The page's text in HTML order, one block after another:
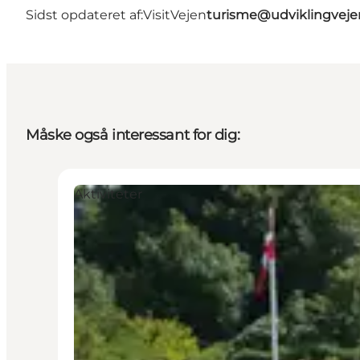
Sidst opdateret af:VisitVejen
Måske også interessant for dig:
Aktiviteter